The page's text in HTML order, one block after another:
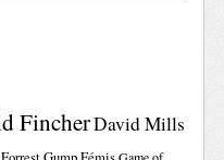
FincherDavid Mills